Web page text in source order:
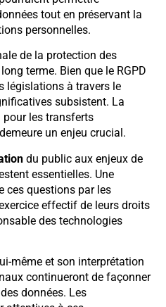
tout en préservant la
personnelles.
de la protection des
terme. Bien que le RGPD
législations à travers le
subsistent. La
pour les transferts
un enjeu crucial.
du public aux enjeux de
essentielles. Une
ces questions par les
effectif de leurs droits
des technologies
même et son interprétation
continueront de façonner
données. Les